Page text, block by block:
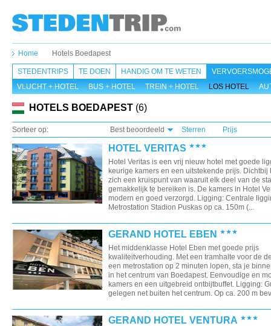
Home Hotels Boedapest
STEDENTRIPS TE DOEN HANDIG OM TE WETEN
VLUCHT + HOTEL
BUS + HOTEL TREIN + HOTEL LOS HOTEL
HOTELS BOEDAPEST (6)
Sorteer op: Best beoordeeld Sterren Prijs
HOTEL VERITAS
Hotel Veritas is een vrij nieuw hotel met goede
keurige kamers en een uitstekende prijs. Dichtbij
zich een kruispunt van waaruit elk deel van de
gemakkelijk te bereiken is. De kamers in Hotel
modern en goed verzorgd. Ligging: Centrale
Metrostation Stadion Puskas op ca. 150m (...
GERAND HOTEL EBEN
Het middenklasse Hotel Eben met goede prijs
kwaliteitverhouding. Met een tramhalte voor de
een metrostation op 2 minuten lopen, sta je
in het centrum van Boedapest. Eenvoudige en
kamers en een uitgebreid ontbijtbuffet. Ligging:
gelegen net buiten het centrum. Op ca. 200 m
GERAND HOTEL VENTURA